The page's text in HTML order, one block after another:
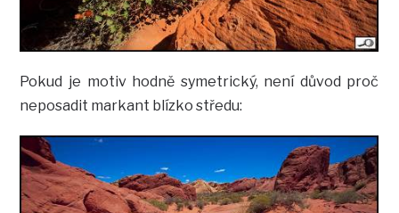
Pokud je motiv hodně symetrický, není důvod proč
neposadit markant blízko středu: